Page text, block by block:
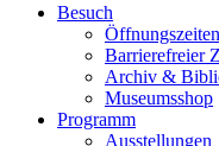
Besuch
Barrierefreier
Archiv &
Museumsshop
Programm
Ausstellungen